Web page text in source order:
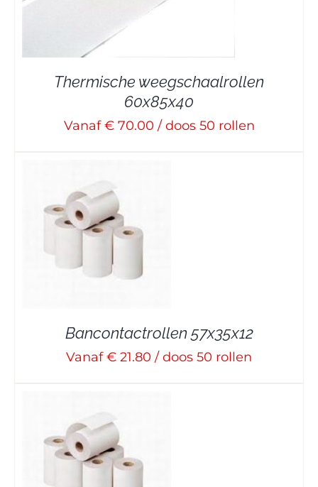
Thermische weegschaalrollen
60x85x40
Vanaf € 70.00 / doos 50 rollen
Bancontactrollen 57x35x12
Vanaf € 21.80 / doos 50 rollen